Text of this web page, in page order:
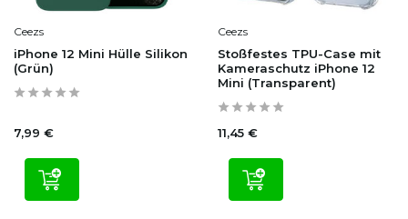
Ceezs
iPhone 12 Mini Hülle Silikon
(Grün)
7,99 €
Ceezs
Stoßfestes TPU-Case mit
Kameraschutz iPhone 12
Mini (Transparent)
11,45 €